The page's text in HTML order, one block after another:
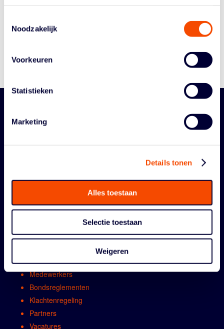
Noodzakelijk
Voorkeuren
Statistieken
Marketing
Details tonen
Alles toestaan
Selectie toestaan
Weigeren
Algemene Vergadering
Algemene vergadring
Comissies en werkgroepen
Medewerkers
Bondsreglementen
Klachtenregeling
Partners
Vacatures